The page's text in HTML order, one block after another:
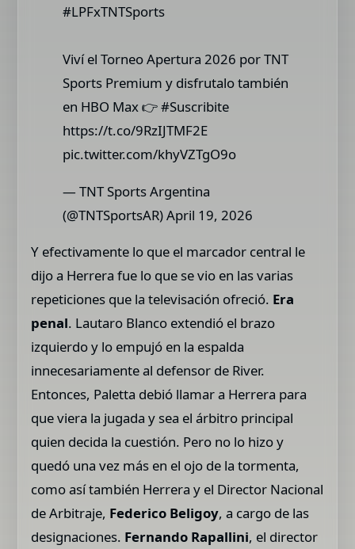
#LPFxTNTSports
Viví el Torneo Apertura 2026 por TNT
Sports Premium y disfrutalo también
en HBO Max 👉 #Suscribite
https://t.co/9RzIJTMF2E
pic.twitter.com/khyVZTgO9o
— TNT Sports Argentina
(@TNTSportsAR) April 19, 2026
Y efectivamente lo que el marcador central le
dijo a Herrera fue lo que se vio en las varias
repeticiones que la televisación ofreció. Era
penal. Lautaro Blanco extendió el brazo
izquierdo y lo empujó en la espalda
innecesariamente al defensor de River.
Entonces, Paletta debió llamar a Herrera para
que viera la jugada y sea el árbitro principal
quien decida la cuestión. Pero no lo hizo y
quedó una vez más en el ojo de la tormenta,
como así también Herrera y el Director Nacional
de Arbitraje, Federico Beligoy, a cargo de las
designaciones. Fernando Rapallini, el director